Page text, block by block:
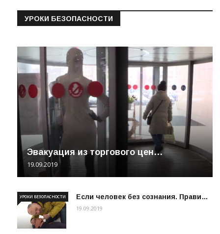
УРОКИ БЕЗОПАСНОСТИ
Эвакуация из торгового цен…
19.09.2019
Если человек без сознания. Прави…
УРОКИ БЕЗОПАСНОСТИ
19.09.2019